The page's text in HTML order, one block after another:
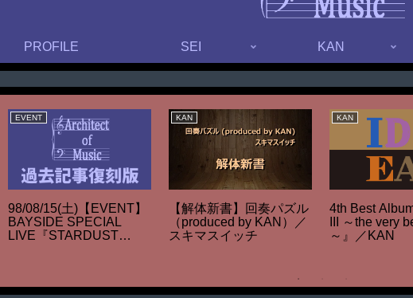
PROFILE SEI KAN
EVENT
98/08/15(土)【EVENT】
BAYSIDE SPECIAL
LIVE『STARDUST
KAN
【解体新書】回奏パズル
（produced by KAN）／
スキマスイッチ
KAN
4th Best
III ～the very
～』／KAN